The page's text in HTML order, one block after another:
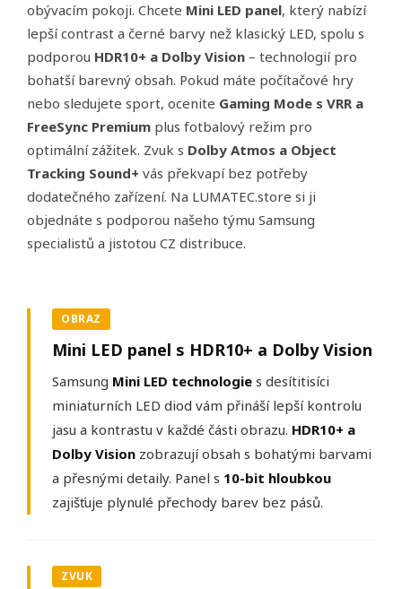
obývacím pokoji. Chcete Mini LED panel, který nabízí
lepší contrast a černé barvy než klasický LED, spolu s
podporou HDR10+ a Dolby Vision – technologií pro
bohatší barevný obsah. Pokud máte počítačové hry
nebo sledujete sport, ocenite Gaming Mode s VRR a
FreeSync Premium plus fotbalový režim pro
optimální zážitek. Zvuk s Dolby Atmos a Object
Tracking Sound+ vás překvapí bez potřeby
dodatečného zařízení. Na LUMATEC.store si ji
objednáte s podporou našeho týmu Samsung
specialistů a jistotou CZ distribuce.
OBRAZ
Mini LED panel s HDR10+ a Dolby Vision
Samsung Mini LED technologie s desítitisíci
miniaturních LED diod vám přináší lepší kontrolu
jasu a kontrastu v každé části obrazu. HDR10+ a
Dolby Vision zobrazují obsah s bohatými barvami
a přesnými detaily. Panel s 10-bit hloubkou
zajišťuje plynulé přechody barev bez pásů.
ZVUK